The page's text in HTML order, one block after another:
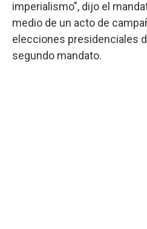
imperialismo", dijo el
medio de un acto de
elecciones presidenciales
segundo mandato.